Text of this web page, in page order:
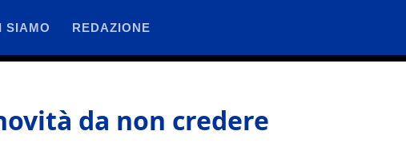
SIAMO REDAZIONE
da non credere